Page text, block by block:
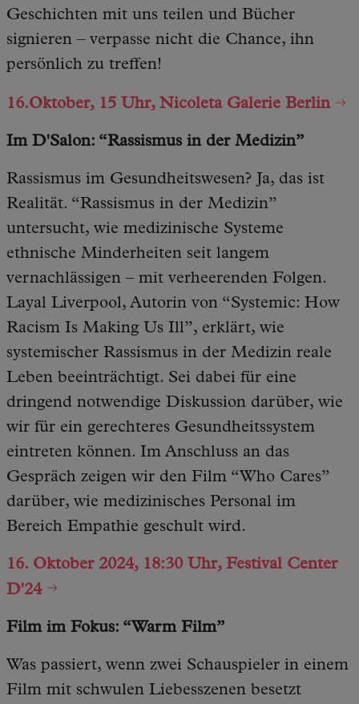
Geschichten mit uns teilen und Bücher
signieren – verpasse nicht die Chance, ihn
persönlich zu treffen!
16.Oktober, 15 Uhr, Nicoleta Galerie Berlin
Im D'Salon: “Rassismus in der Medizin”
Rassismus im Gesundheitswesen? Ja, das ist
Realität. “Rassismus in der Medizin”
untersucht, wie medizinische Systeme
ethnische Minderheiten seit langem
vernachlässigen – mit verheerenden Folgen.
Layal Liverpool, Autorin von “Systemic: How
Racism Is Making Us Ill”, erklärt, wie
systemischer Rassismus in der Medizin reale
Leben beeinträchtigt. Sei dabei für eine
dringend notwendige Diskussion darüber, wie
wir für ein gerechteres Gesundheitssystem
eintreten können. Im Anschluss an das
Gespräch zeigen wir den Film “Who Cares”
darüber, wie medizinisches Personal im
Bereich Empathie geschult wird.
16. Oktober 2024, 18:30 Uhr, Festival Center
D'24
Film im Fokus: “Warm Film”
Was passiert, wenn zwei Schauspieler in einem
Film mit schwulen Liebesszenen besetzt